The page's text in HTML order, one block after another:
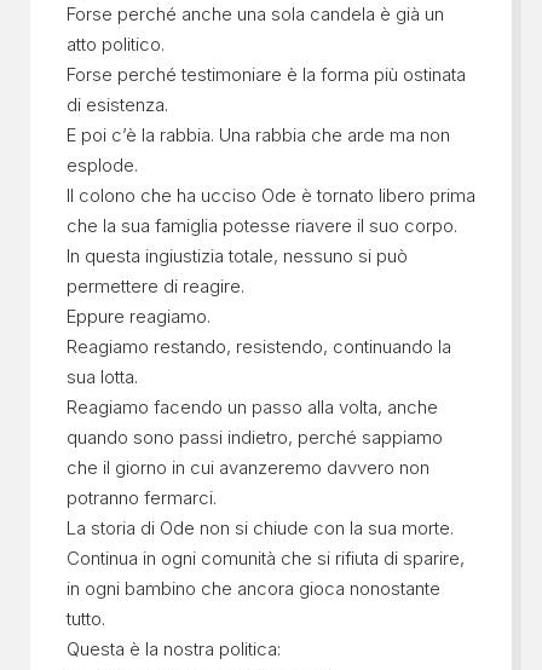
Forse perché anche una sola candela è già un
atto politico.
Forse perché testimoniare è la forma più ostinata
di esistenza.
E poi c’è la rabbia. Una rabbia che arde ma non
esplode.
Il colono che ha ucciso Ode è tornato libero prima
che la sua famiglia potesse riavere il suo corpo.
In questa ingiustizia totale, nessuno si può
permettere di reagire.
Eppure reagiamo.
Reagiamo restando, resistendo, continuando la
sua lotta.
Reagiamo facendo un passo alla volta, anche
quando sono passi indietro, perché sappiamo
che il giorno in cui avanzeremo davvero non
potranno fermarci.
La storia di Ode non si chiude con la sua morte.
Continua in ogni comunità che si rifiuta di sparire,
in ogni bambino che ancora gioca nonostante
tutto.
Questa è la nostra politica: